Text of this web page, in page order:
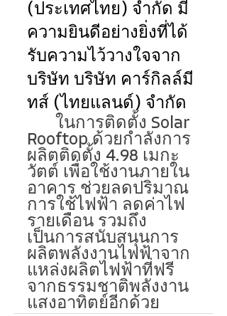
(ประเทศไทย) จำกัด มี
ความยินดีอย่างยิ่งที่ได้
รับความไว้วางใจจาก
บริษัท บริษัท คาร์กิลล์มี
ทส์ (ไทยแลนด์) จำกัด
	ในการติดตั้ง
Solar
Rooftop ด้วยกำลังการ
ผลิตติดตั้ง 4.98 เมกะ
วัตต์ เพื่อใช้งานภายใน
อาคาร ช่วยลดปริมาณ
การใช้ไฟฟ้า ลดค่าไฟ
รายเดือน รวมถึง
เป็นการสนับสนุนการ
ผลิตพลังงานไฟฟ้าจาก
แหล่งผลิตไฟฟ้าที่ฟรี
จากธรรมชาติพลังงาน
แสงอาทิตย์อีกด้วย